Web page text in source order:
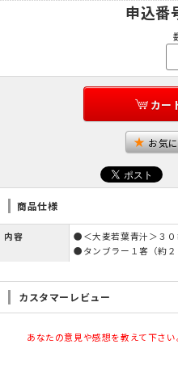
申込番
カー
お気
商品仕様
内容
●＜大麦若葉青汁＞３０
●タンブラー１客（約２
カスタマーレビュー
あなたの意見や感想を教えて下さい